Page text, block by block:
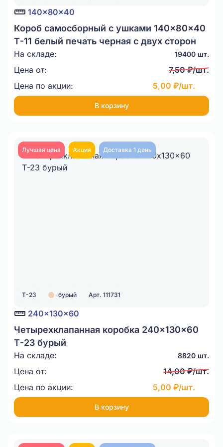
140x80x40
Короб самосборный с ушками 140x80x40
Т-11 белый печать черная с двух сторон
На складе: 19400 шт.
Цена от:
7,50 ₽/шт.
Цена по акции:
5,00 ₽/шт.
В корзину
Лучшая цена Акция Доставка 1 день
Т-23 бурый Арт. 111731
240x130x60
Четырехклапанная коробка 240x130x60
Т-23 бурый
На складе: 8820 шт.
Цена от:
14,00 ₽/шт.
Цена по акции:
5,00 ₽/шт.
В корзину